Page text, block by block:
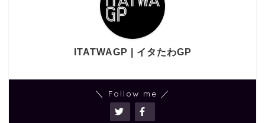
ITATWAGP | イタたわGP
＼ Follow me ／